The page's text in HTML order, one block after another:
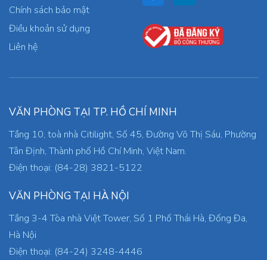
Chính sách bảo mật
Điều khoản sử dụng
Liên hệ
VĂN PHÒNG TẠI TP. HỒ CHÍ MINH
Tầng 10, toà nhà Citilight, Số 45, Đường Võ Thị Sáu, Phường
Tân Định, Thành phố Hồ Chí Minh, Việt Nam.
Điện thoại: (84-28) 3821-5122
VĂN PHÒNG TẠI HÀ NỘI
Tầng 3-4 Tòa nhà Việt Tower, Số 1 Phố Thái Hà, Đống Đa,
Hà Nội
Điện thoại: (84-24) 3248-4446